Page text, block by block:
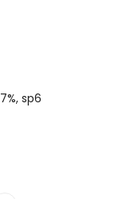
sp6